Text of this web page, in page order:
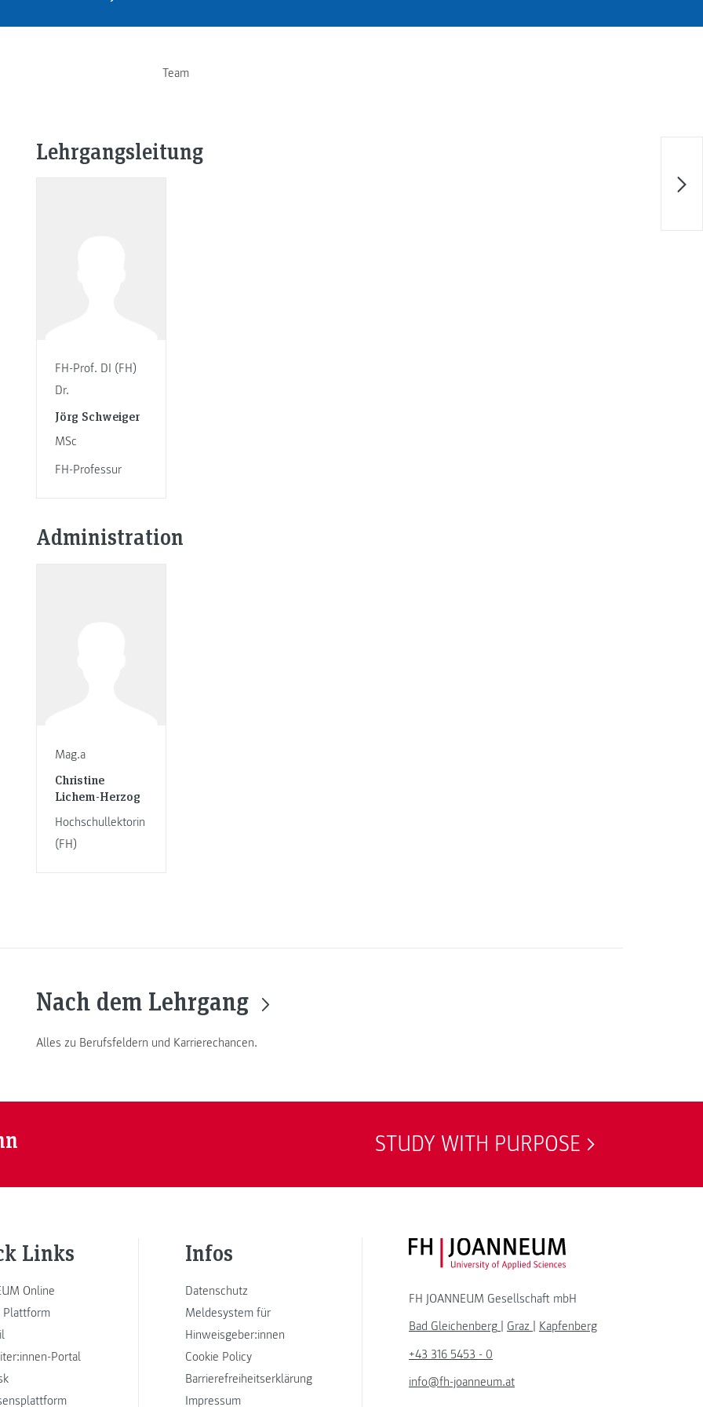
Team
Lehrgangsleitung
FH-Prof. DI (FH)
Dr.
Jörg Schweiger
MSc
FH-Professur
Administration
Mag.a
Christine
Lichem-Herzog
Hochschullektorin
(FH)
Nach dem Lehrgang
Alles zu Berufsfeldern und Karrierechancen.
STUDY WITH PURPOSE
Links
Online
Plattform
Portal
Infos
Datenschutz
Meldesystem für
Hinweisgeber:innen
Cookie Policy
Barrierefreiheitserklärung
Impressum
FH JOANNEUM Logo
FH JOANNEUM Gesellschaft mbH
Bad Gleichenberg
Graz
Kapfenberg
+43 316 5453 - 0
info@fh-joanneum.at